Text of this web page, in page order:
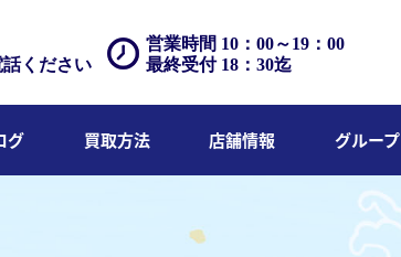
営業時間 10：00～19：00
最終受付 18：30迄
ください
グ 買取方法 店舗情報 グループ